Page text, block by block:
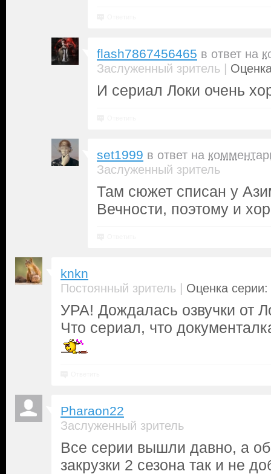
flash7867456465 в ответ на
Заслуженный зритель |
И сериал Локи очень
set1999 в ответ на
Заслуженный зритель
Там сюжет списан у
Вечности, поэтому и
knkn
Постоянный зритель | Оценка серии:
УРА! Дождалась озвучки от
Что сериал, что
Pharaon22
Заслуженный зритель
Все серии вышли давно, а
закрузки 2 сезона так и не